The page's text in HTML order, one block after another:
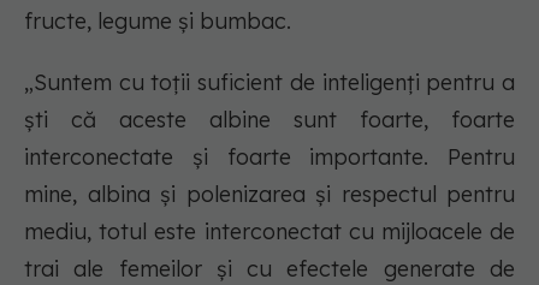
fructe, legume și bumbac.
„Suntem cu toții suficient de inteligenți pentru a
ști că aceste albine sunt foarte, foarte
interconectate și foarte importante. Pentru
mine, albina și polenizarea și respectul pentru
mediu, totul este interconectat cu mijloacele de
trai ale femeilor şi cu efectele generate de